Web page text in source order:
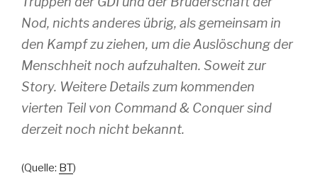
Nod, nichts anderes übrig, als gemeinsam in
den Kampf zu ziehen, um die Auslöschung der
Menschheit noch aufzuhalten. Soweit zur
Story. Weitere Details zum kommenden
vierten Teil von Command & Conquer sind
derzeit noch nicht bekannt.
(Quelle: BT)